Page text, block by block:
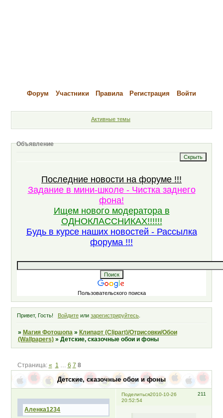
Форум Участники Правила Регистрация Войти
Активные темы
Объявление
Последние новости на форуме !!!
Задание в мини-школе - Чистка заднего
фона!
Ищем нового модератора в
ОДНОКЛАССНИКАХ!!!!!!
Будь в курсе наших новостей - Рассылка
форума !!!
Пользовательского поиска
Привет, Гость! Войдитеили зарегистрируйтесь.
» Магия Фотошопа » Клипарт (Clipart)/Отрисовки/Обои
(Wallpapers) » Детские, сказочные обои и фоны
Детские, сказочные обои и фоны
Страница: « 1 6 7 8
Поделиться 211
2010-10-26
20:52:54
Аленка1234